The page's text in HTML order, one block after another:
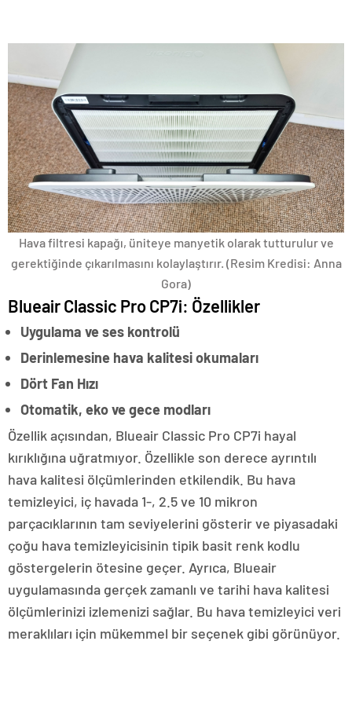
Hava filtresi kapağı, üniteye manyetik olarak tutturulur ve
gerektiğinde çıkarılmasını kolaylaştırır. (Resim Kredisi: Anna
Gora)
Blueair Classic Pro CP7i: Özellikler
Uygulama ve ses kontrolü
Derinlemesine hava kalitesi okumaları
Dört Fan Hızı
Otomatik, eko ve gece modları
Özellik açısından, Blueair Classic Pro CP7i hayal
kırıklığına uğratmıyor. Özellikle son derece ayrıntılı
hava kalitesi ölçümlerinden etkilendik. Bu hava
temizleyici, iç havada 1-, 2.5 ve 10 mikron
parçacıklarının tam seviyelerini gösterir ve piyasadaki
çoğu hava temizleyicisinin tipik basit renk kodlu
göstergelerin ötesine geçer. Ayrıca, Blueair
uygulamasında gerçek zamanlı ve tarihi hava kalitesi
ölçümlerinizi izlemenizi sağlar. Bu hava temizleyici veri
meraklıları için mükemmel bir seçenek gibi görünüyor.